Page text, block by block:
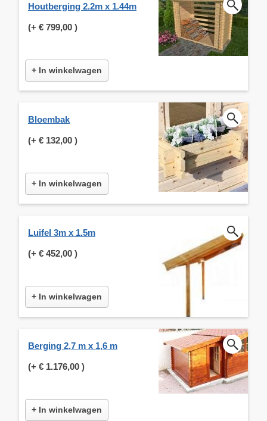
Houtberging 2.2m x 1.44m
(+ € 799,00 )
+ In winkelwagen
Bloembak
(+ € 132,00 )
+ In winkelwagen
Luifel 3m x 1.5m
(+ € 452,00 )
+ In winkelwagen
Berging 2,7 m x 1,6 m
(+ € 1.176,00 )
+ In winkelwagen